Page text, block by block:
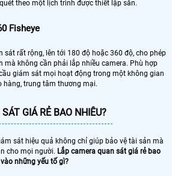
theo một lịch trình được thiết lập sẵn.
Fisheye
sát rất rộng, lên tới 180 độ hoặc 360 độ, cho phép
mà không cần phải lắp nhiều camera. Phù hợp
giám sát mọi hoạt động trong một không gian
hàng, trung tâm thương mại.
GIÁ RẺ BAO NHIÊU?
sát hiệu quả không chỉ giúp bảo vệ tài sản mà
cho mọi người. Lắp camera quan sát giá rẻ bao
những yếu tố gì?